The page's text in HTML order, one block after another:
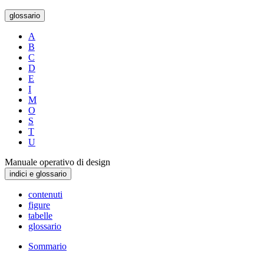
glossario
A
B
C
D
E
I
M
O
S
T
U
Manuale operativo di design
indici e glossario
contenuti
figure
tabelle
glossario
Sommario